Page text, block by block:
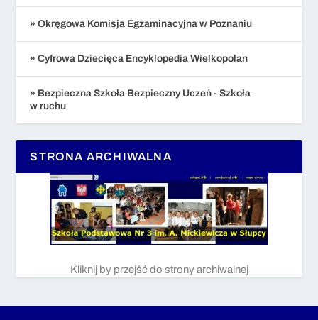
» Okręgowa Komisja Egzaminacyjna w Poznaniu
» Cyfrowa Dziecięca Encyklopedia Wielkopolan
» Bezpieczna Szkoła Bezpieczny Uczeń - Szkoła
w ruchu
STRONA ARCHIWALNA
Kliknij by przejść do strony archiwalnej